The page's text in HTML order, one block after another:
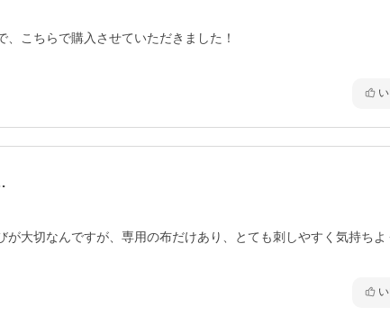
こちらで購入させていただきました！
大切なんですが、専用の布だけあり、とても刺しやすく気持ちよ